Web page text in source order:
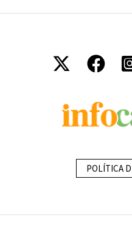
POLÍTICA